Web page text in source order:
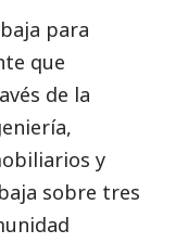
para
que
de la
y
sobre tres